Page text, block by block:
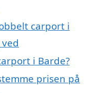
carport i
i Barde?
prisen på